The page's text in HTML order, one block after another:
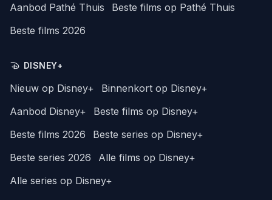
Aanbod Pathé Thuis
Beste films op Pathé Thuis
Beste films 2026
DISNEY+
Nieuw op Disney+
Binnenkort op Disney+
Aanbod Disney+
Beste films op Disney+
Beste films 2026
Beste series op Disney+
Beste series 2026
Alle films op Disney+
Alle series op Disney+